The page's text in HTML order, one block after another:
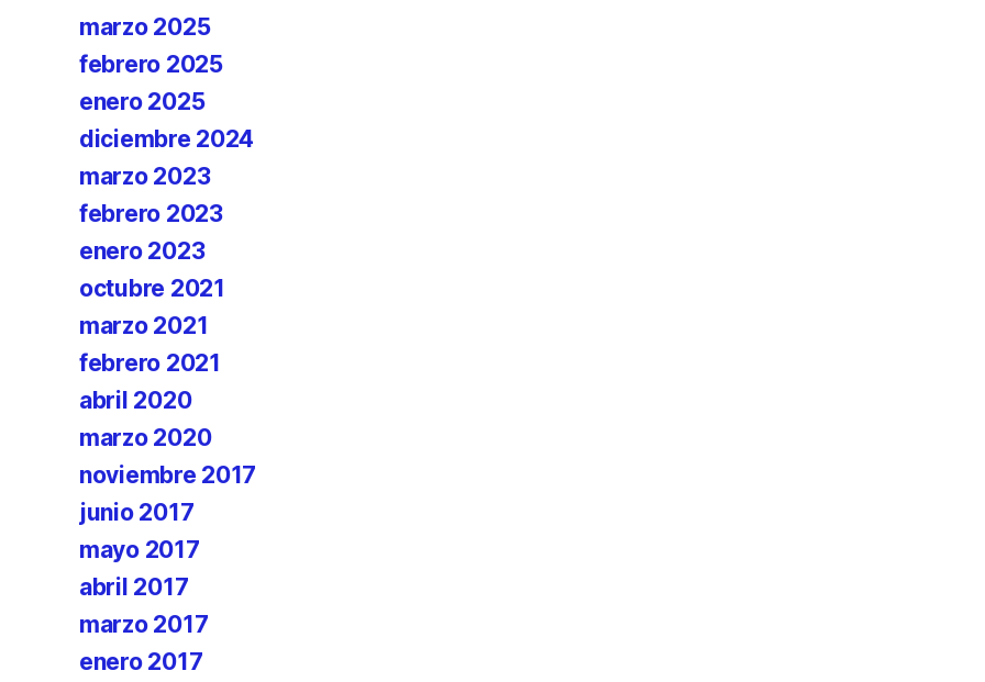
marzo 2025
febrero 2025
enero 2025
diciembre 2024
marzo 2023
febrero 2023
enero 2023
octubre 2021
marzo 2021
febrero 2021
abril 2020
marzo 2020
noviembre 2017
junio 2017
mayo 2017
abril 2017
marzo 2017
enero 2017